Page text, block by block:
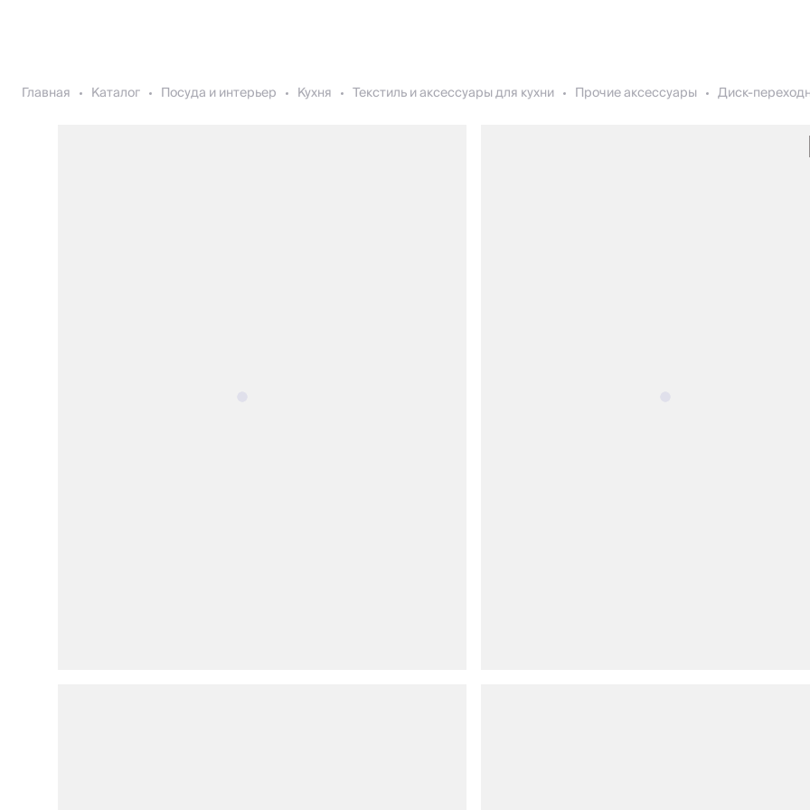
Главная Каталог Посуда и интерьер Кухня Текстиль и аксессуары для кухни Прочие аксессуары Диск-